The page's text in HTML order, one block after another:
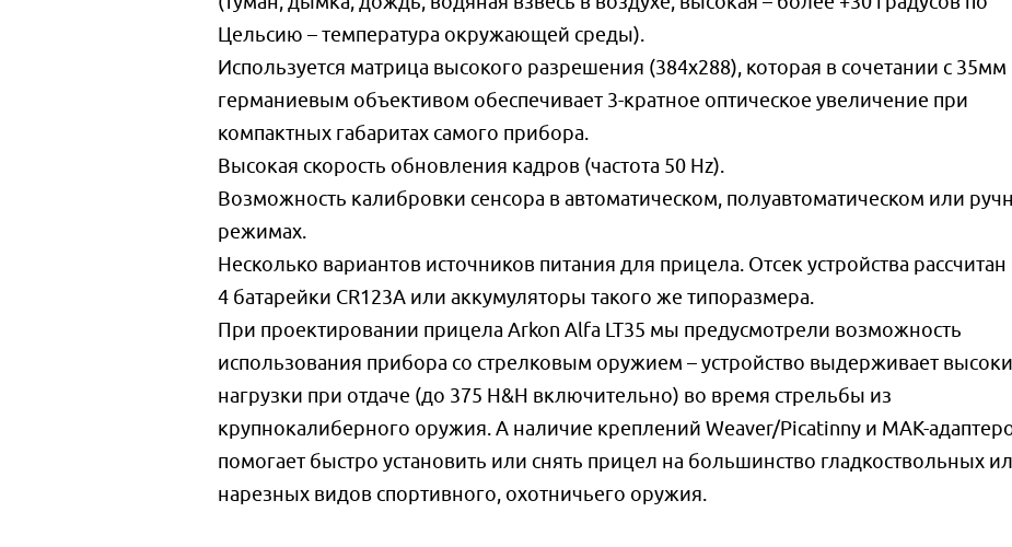
Цельсию – температура окружающей среды).
Используется матрица высокого разрешения (384x288), которая в сочетании с 35мм
германиевым объективом обеспечивает 3-кратное оптическое увеличение при
компактных габаритах самого прибора.
Высокая скорость обновления кадров (частота 50 Hz).
Возможность калибровки сенсора в автоматическом, полуавтоматическом или
режимах.
Несколько вариантов источников питания для прицела. Отсек устройства рассчитан
4 батарейки CR123A или аккумуляторы такого же типоразмера.
При проектировании прицела Arkon Alfa LT35 мы предусмотрели возможность
использования прибора со стрелковым оружием – устройство выдерживает
нагрузки при отдаче (до 375 H&H включительно) во время стрельбы из
крупнокалиберного оружия. А наличие креплений Weaver/Picatinny и MAK-
помогает быстро установить или снять прицел на большинство гладкоствольных
нарезных видов спортивного, охотничьего оружия.